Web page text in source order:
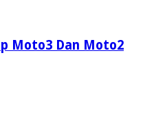
Moto3 Dan Moto2